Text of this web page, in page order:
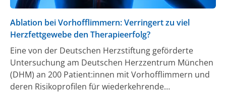
Ablation bei Vorhofflimmern: Verringert zu viel
Herzfettgewebe den Therapieerfolg?
Eine von der Deutschen Herzstiftung geförderte
Untersuchung am Deutschen Herzzentrum München
(DHM) an 200 Patient:innen mit Vorhofflimmern und
deren Risikoprofilen für wiederkehrende